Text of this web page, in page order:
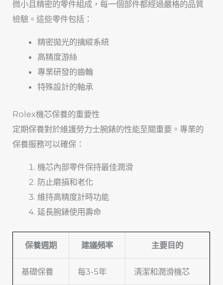
微小且精密的零件組成，每一個部件都經過嚴格的品質
檢驗。這些零件包括：
精密拋光的擒縱系統
高精度游絲
專業研發的齒輪
特殊設計的軸承
Rolex機芯保養的重要性
定期保養對於維護勞力士腕錶的性能至關重要。專業的
保養服務可以確保：
機芯內部零件保持最佳潤滑
防止磨損和老化
維持高精度計時功能
延長腕錶使用壽命
保養週期 建議頻率 主要目的
基礎保養 每3-5年 清潔和潤滑機芯